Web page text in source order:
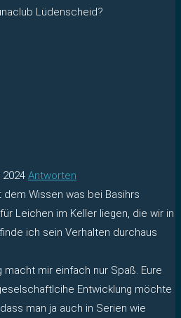
Lüdenscheid?
2024 Antworten
Wissen was bei Basihrs
Leichen im Keller liegen, die wir in
ich sein Verhalten durchaus
macht mir einfach nur Spaß. Eure
Entwicklung möchte
man ja auch in Serien wie